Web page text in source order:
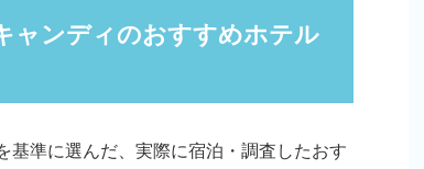
ャンディのおすすめホテル
基準に選んだ、実際に宿泊・調査したおす